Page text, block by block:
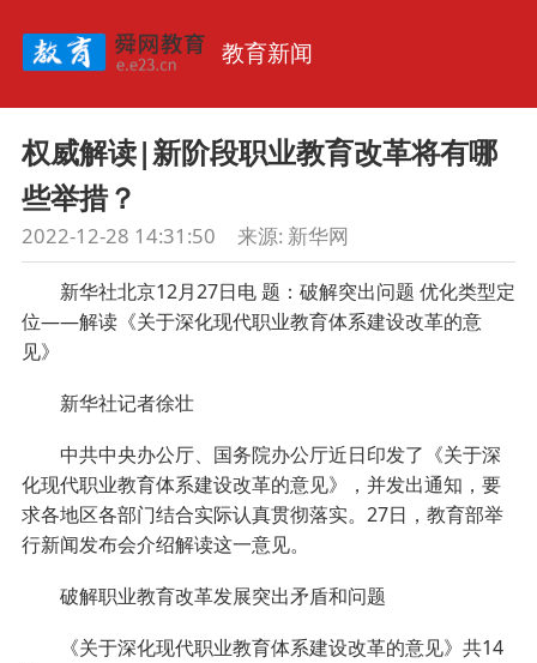
教育新闻
权威解读|新阶段职业教育改革将有哪
些举措？
2022-12-28 14:31:50 来源: 新华网
新华社北京12月27日电 题：破解突出问题 优化类型定
位——解读《关于深化现代职业教育体系建设改革的意
见》
新华社记者徐壮
中共中央办公厅、国务院办公厅近日印发了《关于深
化现代职业教育体系建设改革的意见》，并发出通知，要
求各地区各部门结合实际认真贯彻落实。27日，教育部举
行新闻发布会介绍解读这一意见。
破解职业教育改革发展突出矛盾和问题
《关于深化现代职业教育体系建设改革的意见》共14